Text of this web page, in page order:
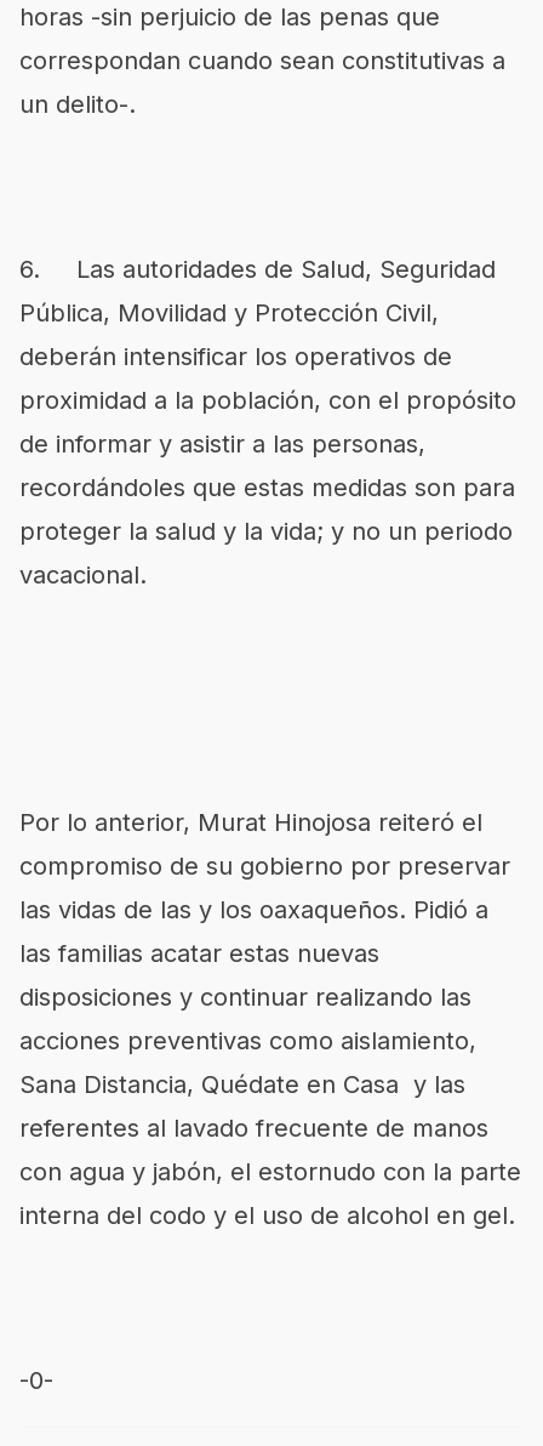
horas -sin perjuicio de las penas que
correspondan cuando sean constitutivas a
un delito-.
6. Las autoridades de Salud, Seguridad
Pública, Movilidad y Protección Civil,
deberán intensificar los operativos de
proximidad a la población, con el propósito
de informar y asistir a las personas,
recordándoles que estas medidas son para
proteger la salud y la vida; y no un periodo
vacacional.
Por lo anterior, Murat Hinojosa reiteró el
compromiso de su gobierno por preservar
las vidas de las y los oaxaqueños. Pidió a
las familias acatar estas nuevas
disposiciones y continuar realizando las
acciones preventivas como aislamiento,
Sana Distancia, Quédate en Casa y las
referentes al lavado frecuente de manos
con agua y jabón, el estornudo con la parte
interna del codo y el uso de alcohol en gel.
-0-